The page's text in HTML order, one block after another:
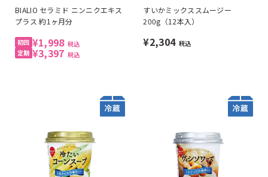
BIALIO セラミド ニンニクエキス
プラス 約1ヶ月分
¥1,998 税込
¥3,397 税込
すいかミックススムージー
200g（12本入）
¥2,304 税込